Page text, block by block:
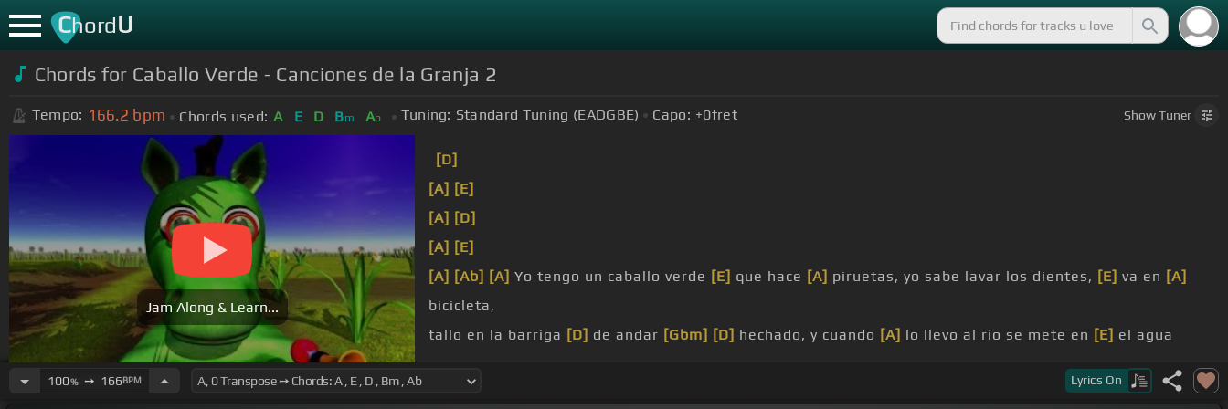
ChordU
Chords for Caballo Verde - Canciones de la Granja 2
Tempo: 166.2 bpm Chords used: A E D Bm Ab Tuning: Standard Tuning (EADGBE) Capo: +0fret ShowTuner
Jam Along & Learn...
[D]
[A] [E]
[A] [D]
[A] [E]
[A] [Ab] [A] Yo tengo un caballo verde [E] que hace [A] piruetas, yo sabe lavar los dientes, [E] va en [A]
bicicleta,
tallo en la barriga [D] de andar [Gbm] [D] hechado, y cuando [A] lo llevo al río se mete en [E] el agua
lentes
100%➙ 166BPM Lyrics On